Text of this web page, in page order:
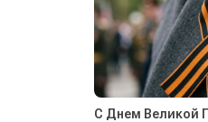
С Днем Великой